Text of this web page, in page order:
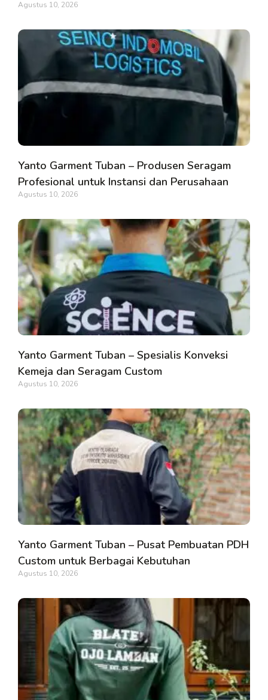
Agustus 10, 2026
Yanto Garment Tuban – Produsen Seragam
Profesional untuk Instansi dan Perusahaan
Agustus 10, 2026
Yanto Garment Tuban – Spesialis Konveksi
Kemeja dan Seragam Custom
Agustus 10, 2026
Yanto Garment Tuban – Pusat Pembuatan PDH
Custom untuk Berbagai Kebutuhan
Agustus 10, 2026